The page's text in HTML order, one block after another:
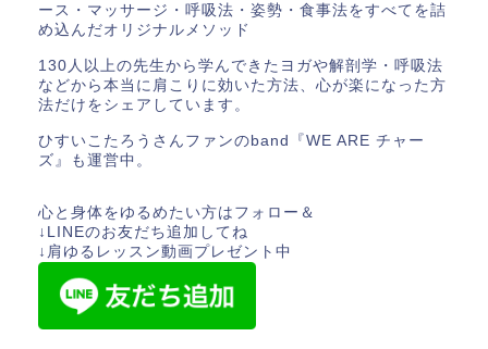
ース・マッサージ・呼吸法・姿勢・食事法をすべてを詰
め込んだオリジナルメソッド
130人以上の先生から学んできたヨガや解剖学・呼吸法
などから本当に肩こりに効いた方法、心が楽になった方
法だけをシェアしています。
ひすいこたろうさんファンのband『WE ARE チャー
ズ』も運営中。
心と身体をゆるめたい方はフォロー＆
↓LINEのお友だち追加してね
↓肩ゆるレッスン動画プレゼント中